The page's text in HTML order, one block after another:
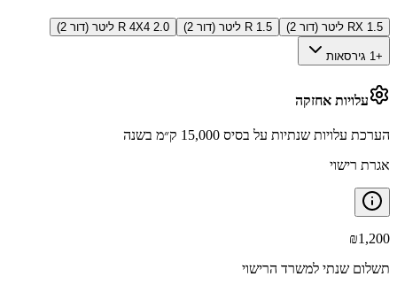
RX 1.5 ליטר (דור 2) R 1.5 ליטר (דור 2) R 4X4 2.0 ליטר (דור 2)
+1 גירסאות
עלויות אחזקה
הערכת עלויות שנתיות על בסיס 15,000 ק״מ בשנה
אגרת רישוי
₪1,200
תשלום שנתי למשרד הרישוי